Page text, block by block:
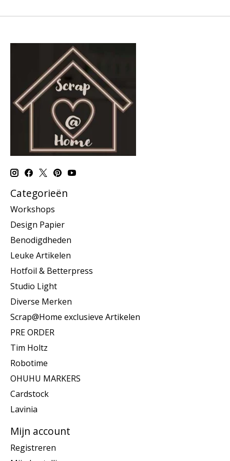
Categorieën
Workshops
Design Papier
Benodigdheden
Leuke Artikelen
Hotfoil & Betterpress
Studio Light
Diverse Merken
Scrap@Home exclusieve Artikelen
PRE ORDER
Tim Holtz
Robotime
OHUHU MARKERS
Cardstock
Lavinia
Mijn account
Registreren